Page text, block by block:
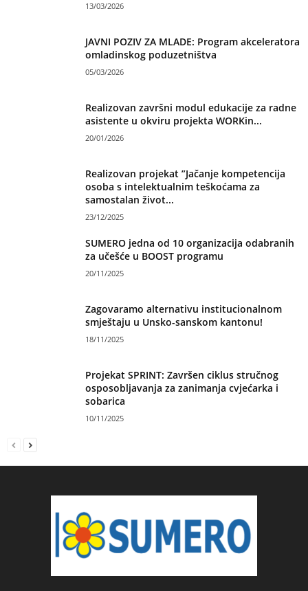
13/03/2026
JAVNI POZIV ZA MLADE: Program akceleratora
omladinskog poduzetništva
05/03/2026
Realizovan završni modul edukacije za radne
asistente u okviru projekta WORKin...
20/01/2026
Realizovan projekat ”Jačanje kompetencija
osoba s intelektualnim teškoćama za
samostalan život...
23/12/2025
SUMERO jedna od 10 organizacija odabranih
za učešće u BOOST programu
20/11/2025
Zagovaramo alternativu institucionalnom
smještaju u Unsko-sanskom kantonu!
18/11/2025
Projekat SPRINT: Završen ciklus stručnog
osposobljavanja za zanimanja cvjećarka i
sobarica
10/11/2025